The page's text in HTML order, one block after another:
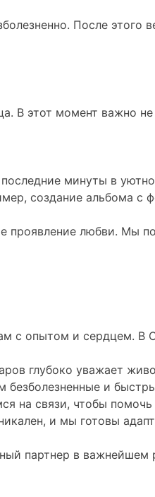
После
В этот момент важно
минуты в
создание альбома с
проявление любви.
с опытом и сердцем. В
глубоко уважает
и
на связи, чтобы
и мы готовы
партнер в